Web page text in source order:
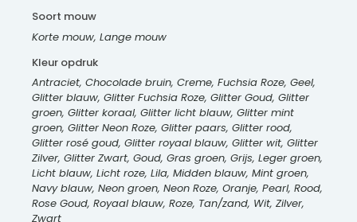
Soort mouw
Korte mouw, Lange mouw
Kleur opdruk
Antraciet, Chocolade bruin, Creme, Fuchsia Roze, Geel,
Glitter blauw, Glitter Fuchsia Roze, Glitter Goud, Glitter
groen, Glitter koraal, Glitter licht blauw, Glitter mint
groen, Glitter Neon Roze, Glitter paars, Glitter rood,
Glitter rosé goud, Glitter royaal blauw, Glitter wit, Glitter
Zilver, Glitter Zwart, Goud, Gras groen, Grijs, Leger groen,
Licht blauw, Licht roze, Lila, Midden blauw, Mint groen,
Navy blauw, Neon groen, Neon Roze, Oranje, Pearl, Rood,
Rose Goud, Royaal blauw, Roze, Tan/zand, Wit, Zilver,
Zwart